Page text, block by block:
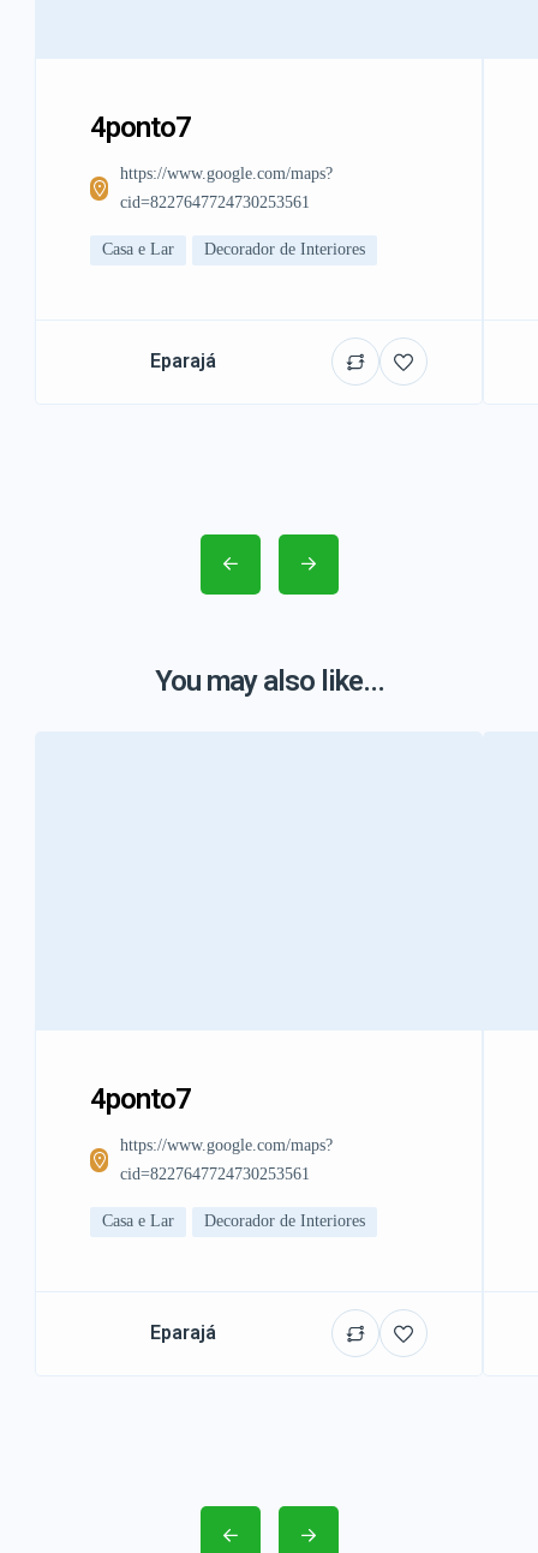
4ponto7
https://www.google.com/maps?
cid=8227647724730253561
Casa e Lar Decorador de Interiores
Eparajá
You may also like...
4ponto7
https://www.google.com/maps?
cid=8227647724730253561
Casa e Lar Decorador de Interiores
Eparajá